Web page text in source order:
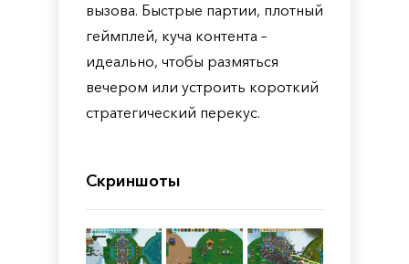
вызова. Быстрые партии, плотный
геймплей, куча контента –
идеально, чтобы размяться
вечером или устроить короткий
стратегический перекус.
Скриншоты